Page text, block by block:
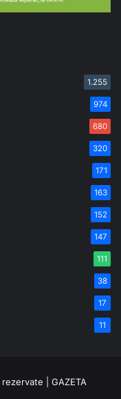
1.255
974
680
320
171
163
152
147
111
38
17
11
| GAZETA